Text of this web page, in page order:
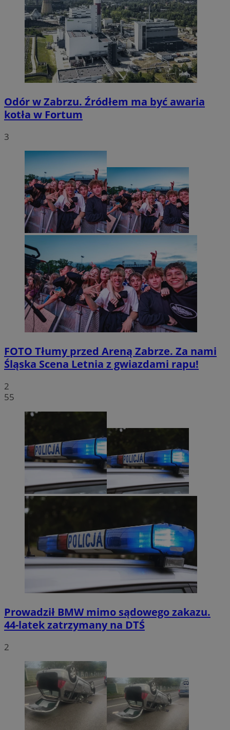
Odór w Zabrzu. Źródłem ma być awaria
kotła w Fortum
3
FOTO Tłumy przed Areną Zabrze. Za nami
Śląska Scena Letnia z gwiazdami rapu!
2
55
Prowadził BMW mimo sądowego zakazu.
44-latek zatrzymany na DTŚ
2